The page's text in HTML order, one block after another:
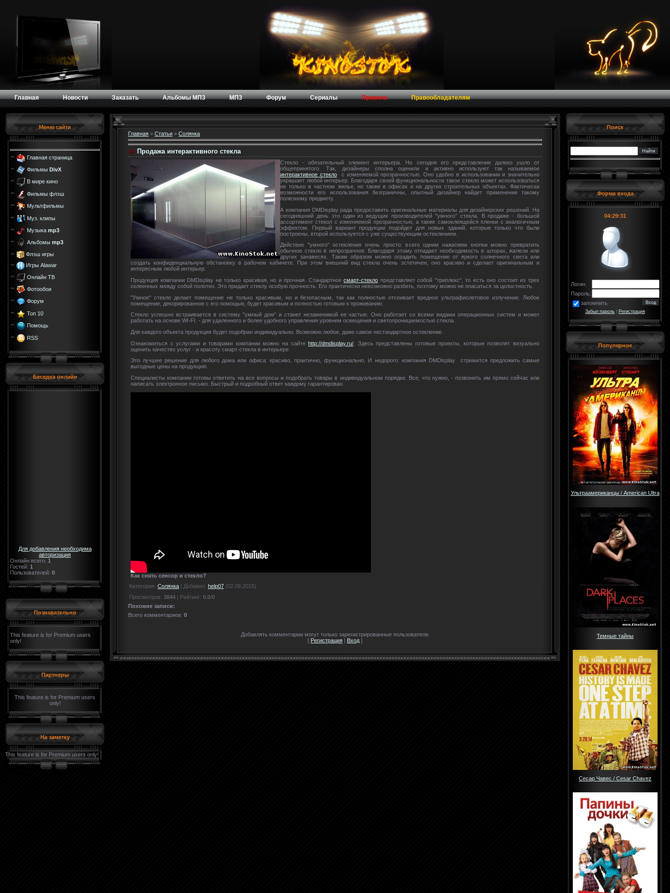
Главная Новости Заказать Альбомы МП3 МП3 Форум Сериалы Правила Правообладателям
Меню сайта
Главная страница
Фильмы DivX
В мире кино
Фильмы флэш
Мультфильмы
Муз. клипы
Музыка mp3
Альбомы mp3
Флэш игры
Игры Alawar
Онлайн ТВ
Фотообои
Форум
Топ 10
Помощь
RSS
Беседка онлайн
Для добавления необходима
авторизация
Онлайн всего: 1
Гостей: 1
Пользователей: 0
Познавательно
This feature is for Premium users
only!
Партнеры
This feature is for Premium users
only!
На заметку
This feature is for Premium users only!
Главная » Статьи » Солянка
Продажа интерактивного стекла
Стекло - обязательный элемент интерьера. Но сегодня его представление далеко ушло от
общепринятого. Так, дизайнеры сполна оценили и активно используют так называемое
интерактивное стеклос изменяемой прозрачностью. Оно удобно в использовании и значительно
украшает любой интерьер. Благодаря своей функциональности такое стекло может использоваться
не только в частном жилье, но также в офисах и на других строительных объектах. Фактически
возможности его использования безграничны, опытный дизайнер найдет применение такому
полезному предмету.
А компания DMDisplay рада предоставить оригинальные материалы для дизайнерских решений. На
сегодняшний день это один из ведущих производителей "умного" стекла. В продаже - большой
ассортимент стекол с изменяемой прозрачностью, а также самоклеящейся пленки с аналогичным
эффектом. Первый вариант продукции подойдет для новых зданий, которые только что были
построены, второй используется с уже существующим остеклением.
Действие "умного" остекления очень просто: всего одним нажатием кнопки можно превратить
обычное стекло в непрозрачное. Благодаря этому отпадает необходимость в шторах, жалюзи или
других занавесях. Таким образом можно оградить помещение от яркого солнечного света или
создать конфиденциальную обстановку в рабочем кабинете. При этом внешний вид стекла очень эстетичен, оно красиво и сделает оригинальным и
интересным любой интерьер.
Продукция компании DMDisplay не только красивая, но и прочная. Стандартноесмарт-стекло представляет собой "триплекс", то есть оно состоит из трех
склеенных между собой полотен. Это придает стеклу особую прочность. Его практически невозможно разбить, поэтому можно не опасаться за целостность.
"Умное" стекло делает помещение не только красивым, но и безопасным, так как полностью отсеивает вредное ультрафиолетовое излучение. Любое
помещение, декорированное с его помощью, будет красивым и полностью готовым к проживанию.
Стекло успешно встраивается в систему "умный дом" и станет незаменимой ее частью. Оно работает со всеми видами операционных систем и может
работать на основе WI-FI. - для удаленного и более удобного управления уровнем освещения и светопроницаемостью стекла.
Для каждого объекта продукция будет подобран индивидуально. Возможно любое, даже самое нестандартное остекление.
Ознакомиться с услугами и товарами компании можно на сайтеhttp://dmdisplay.ru/ . Здесь представлены готовые проекты, которые позволят визуально
оценить качество услуг - и красоту смарт-стекла в интерьере
Это лучшее решение для любого дома или офиса: красиво, практично, функционально. И недорого: компания DMDisplay стремится предложить самые
выгодные цены на продукцию.
Специалисты компании готовы ответить на все вопросы и подобрать товары в индивидуальном порядке. Все, что нужно, - позвонить им прямо сейчас или
написать электронное письмо. Быстрый и подробный ответ каждому гарантирован.
Как снять сенсор и стекло?
Категория: Солянка | Добавил: help07 (02.09.2015)
Просмотров: 3844 | Рейтинг: 0.0/0
Похожие записи:
Всего комментариев: 0
Добавлять комментарии могут только зарегистрированные пользователи.
[ Регистрация | Вход ]
Поиск
Форма входа
04:29:32
Логин:
Пароль:
запомнить
Забыл пароль Регистрация
Популярное
Ультраамериканцы / American Ultra
Темные тайны
Сесар Чавес / Cesar Chavez